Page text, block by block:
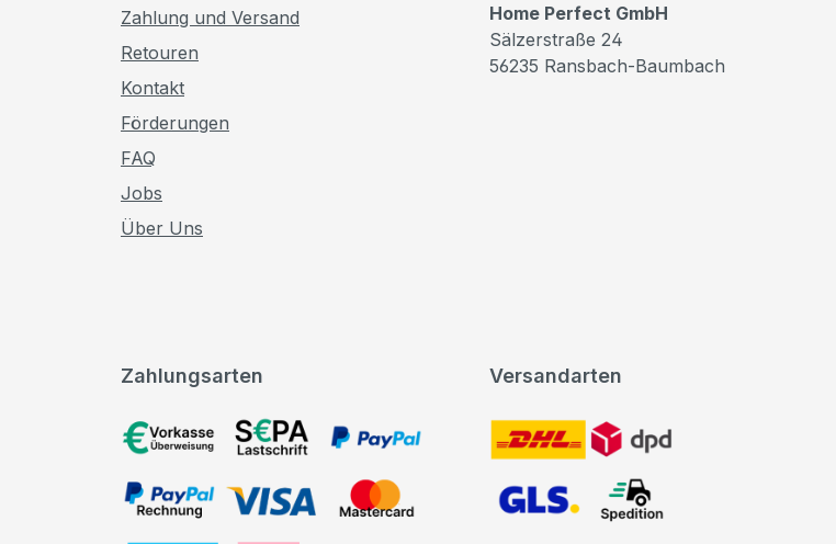
Zahlung und Versand
Retouren
Kontakt
Förderungen
FAQ
Jobs
Über Uns
Zahlungsarten
Vorkasse, SEPA-Lastschrift, PayPal
Versandarten
Home Perfect GmbH
Sälzerstraße 24
56235 Ransbach-Baumbach